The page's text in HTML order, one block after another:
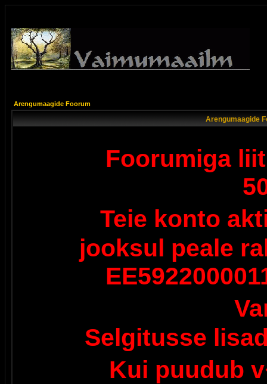
Arengumaagide Foorum
Arengumaagide
Foorumiga
Teie konto
jooksul peale
Selgitusse
Kui puudub